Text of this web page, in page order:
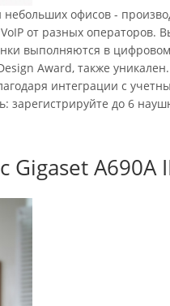
небольших офисов -
от разных операторов.
выполняются в
Award, также
интеграции с
до 6
A690A